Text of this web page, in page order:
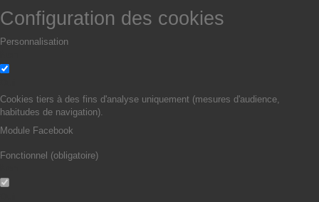
Configuration des cookies
Personnalisation
Cookies tiers à des fins d'analyse uniquement (mesures d'audience,
habitudes de navigation).
Module Facebook
Fonctionnel (obligatoire)